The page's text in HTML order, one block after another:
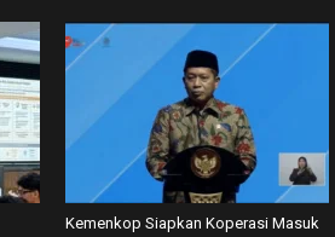
Kemenkop Siapkan Koperasi Masuk